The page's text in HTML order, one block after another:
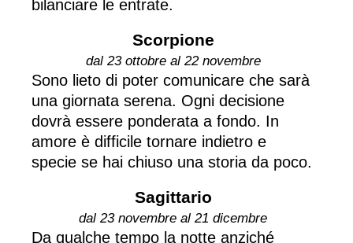
bilanciare le entrate.
Scorpione
dal 23 ottobre al 22 novembre
Sono lieto di poter comunicare che sarà
una giornata serena. Ogni decisione
dovrà essere ponderata a fondo. In
amore è difficile tornare indietro e
specie se hai chiuso una storia da poco.
Sagittario
dal 23 novembre al 21 dicembre
Da qualche tempo la notte anziché